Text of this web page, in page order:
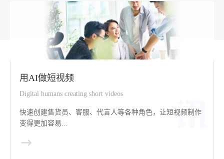
用AI做短视频
Digital humans creating short videos
快速创建售货员、客服、代言人等各种角色，让短视频制作
变得更加容易...